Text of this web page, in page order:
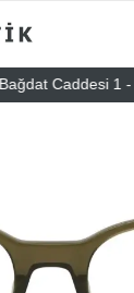
Caddesi 1 -